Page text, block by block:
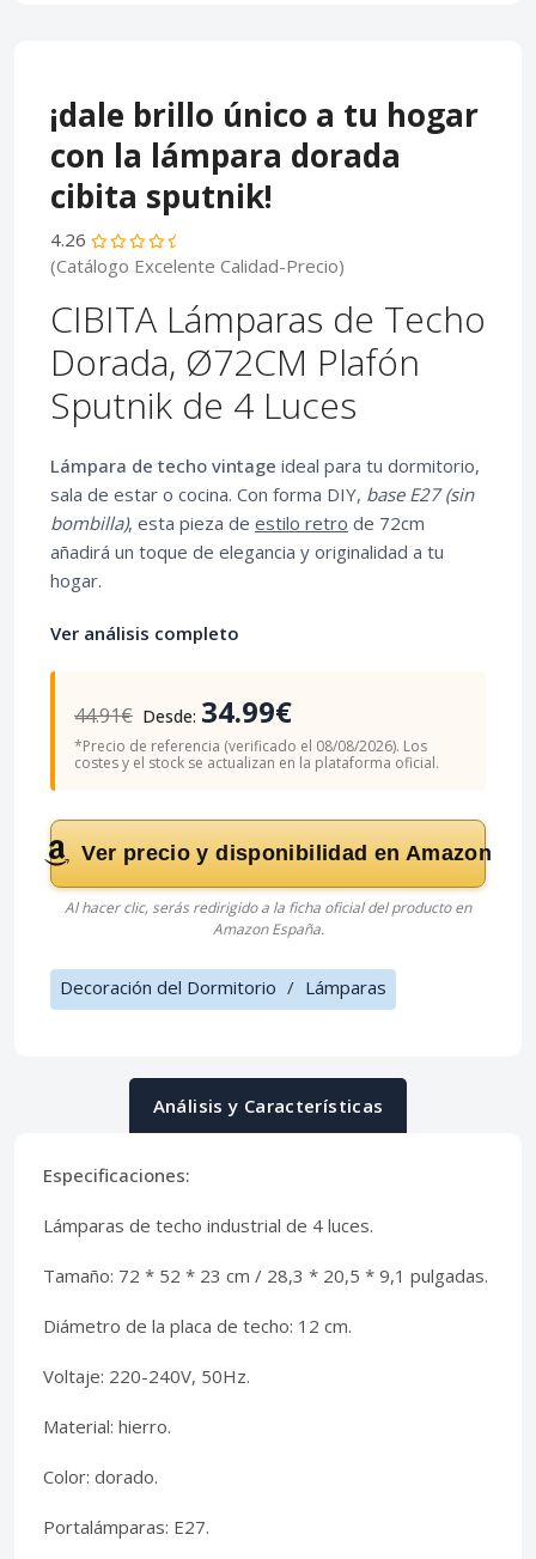
¡dale brillo único a tu hogar
con la lámpara dorada
cibita sputnik!
4.26
(Catálogo Excelente Calidad-Precio)
CIBITA Lámparas de Techo
Dorada, Ø72CM Plafón
Sputnik de 4 Luces
Lámpara de techo vintage ideal para tu dormitorio,
sala de estar o cocina. Con forma DIY, base E27 (sin
bombilla), esta pieza de estilo retro de 72cm
añadirá un toque de elegancia y originalidad a tu
hogar.
Ver análisis completo
44.91€ Desde: 34.99€
*Precio de referencia (verificado el 08/08/2026). Los
costes y el stock se actualizan en la plataforma oficial.
Ver precio y disponibilidad en Amazon
Al hacer clic, serás redirigido a la ficha oficial del producto en
Amazon España.
Decoración del Dormitorio / Lámparas
Análisis y Características
Especificaciones:
Lámparas de techo industrial de 4 luces.
Tamaño: 72 * 52 * 23 cm / 28,3 * 20,5 * 9,1 pulgadas.
Diámetro de la placa de techo: 12 cm.
Voltaje: 220-240V, 50Hz.
Material: hierro.
Color: dorado.
Portalámparas: E27.